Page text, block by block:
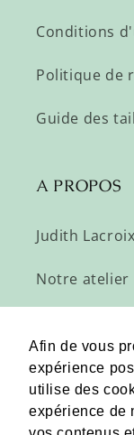
Afin de vous
expérience
utilise des
expérience de
Conditions
Politique de
Guide des
A PROPOS
Judith Lacroix
Notre atelier
E-mail